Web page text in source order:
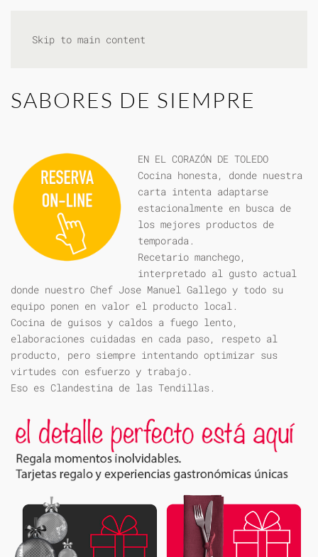
Skip to main content
SABORES DE SIEMPRE
EN EL CORAZÓN DE TOLEDO
Cocina honesta, donde nuestra
carta intenta adaptarse
estacionalmente en busca de
los mejores productos de
temporada.
Recetario manchego,
interpretado al gusto actual
donde nuestro Chef Jose Manuel Gallego y todo su
equipo ponen en valor el producto local.
Cocina de guisos y caldos a fuego lento,
elaboraciones cuidadas en cada paso, respeto al
producto, pero siempre intentando optimizar sus
virtudes con esfuerzo y trabajo.
Eso es Clandestina de las Tendillas.